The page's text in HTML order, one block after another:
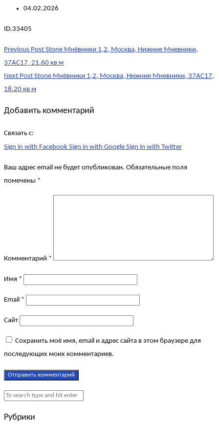
04.02.2026
ID.33405
Post
navigation
Previous Post Stone Мнёвники 1,2, Москва, Нижние Мневники,
37АС17, 21.60 кв м
Next Post Stone Мнёвники 1,2, Москва, Нижние Мневники, 37АС17,
18.20 кв м
Добавить комментарий
Связать с:
Sign in with Facebook Sign in with Google Sign in with Twitter
Ваш адрес email не будет опубликован. Обязательные поля
помечены *
Комментарий *
Имя *
Email *
Сайт
Сохранить моё имя, email и адрес сайта в этом браузере для
последующих моих комментариев.
Рубрики